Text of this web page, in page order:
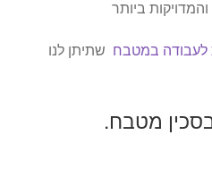
ביותר
לעבודה במטבח שתיתן לנו
מטבח.